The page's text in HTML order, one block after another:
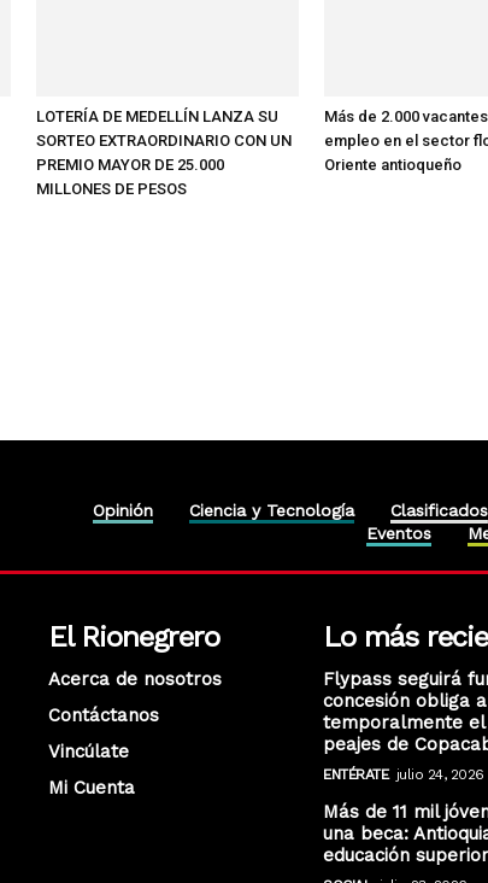
LOTERÍA DE MEDELLÍN LANZA SU
SORTEO EXTRAORDINARIO CON UN
PREMIO MAYOR DE 25.000
MILLONES DE PESOS
Más de 2.000
empleo en el sector
Oriente antioqueño
Opinión Ciencia y Tecnología Clasificados
Eventos
El Rionegrero
Acerca de nosotros
Contáctanos
Vincúlate
Mi Cuenta
Lo más
Flypass seguirá
concesión obliga
temporalmente
peajes de
ENTÉRATE julio 24, 2026
Más de 11 mil
una beca:
educación superior